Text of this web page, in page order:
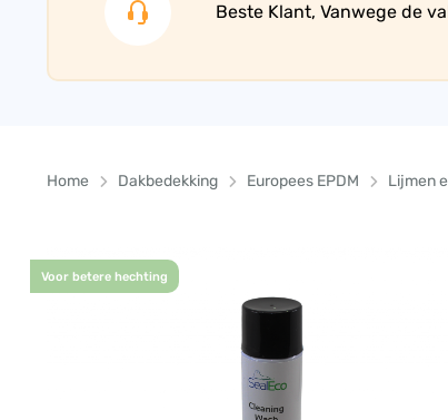
Beste Klant, Vanwege de
Home Dakbedekking Europees EPDM Lijmen
Voor betere hechting